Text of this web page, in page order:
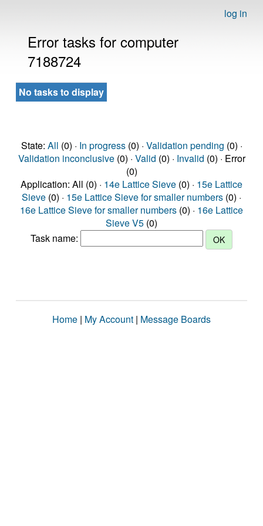
log in
Error tasks for computer
7188724
No tasks to display
State: All (0) · In progress(0) · Validation pending (0) ·
Validation inconclusive(0) · Valid (0) · Invalid (0) · Error
(0)
Application: All (0) · 14e Lattice Sieve (0) · 15e Lattice
Sieve (0) · 15e Lattice Sieve for smaller numbers (0) ·
16e Lattice Sieve for smaller numbers (0) · 16e Lattice
Sieve V5 (0)
Task name:
Home | My Account | Message Boards